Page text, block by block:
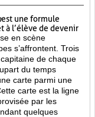
est une formule
à l’élève de devenir
en scène
s’affrontent. Trois
de chaque
du temps
carte parmi une
carte est la ligne
par les
quelques